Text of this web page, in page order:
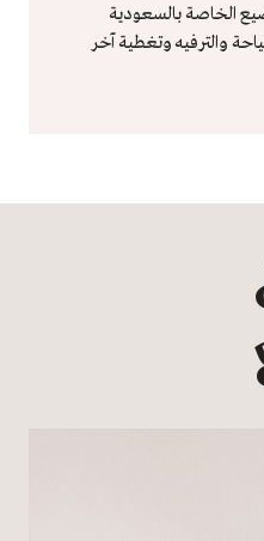
الخاصة بالسعودية
والترفيه وتغطية آخر